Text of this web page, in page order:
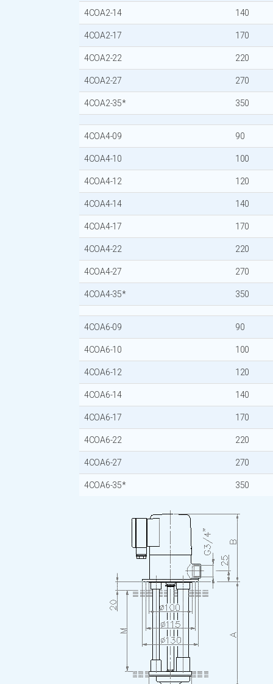
4COA2-14 140
4COA2-17 170
4COA2-22 220
4COA2-27 270
4COA2-35* 350
4COA4-09 90
4COA4-10 100
4COA4-12 120
4COA4-14 140
4COA4-17 170
4COA4-22 220
4COA4-27 270
4COA4-35* 350
4COA6-09 90
4COA6-10 100
4COA6-12 120
4COA6-14 140
4COA6-17 170
4COA6-22 220
4COA6-27 270
4COA6-35* 350